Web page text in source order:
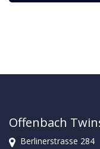
Offenbach
Berlinerstrasse 284